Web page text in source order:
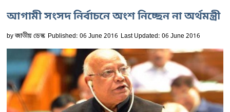
আগামী সংসদ নির্বাচনে অংশ নিচ্ছেন না অর্থমন্ত্রী
byজাতীয় ডেস্ক Published: 06 June 2016 Last Updated: 06 June 2016